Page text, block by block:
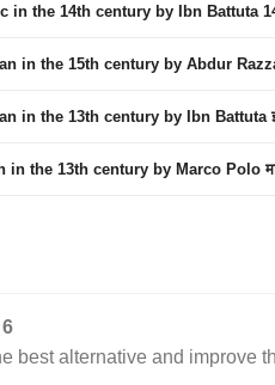
in the 14th century by Ibn Battuta 14 वीं
in the 15th century by Abdur Razzaq
in the 13th century by Ibn Battuta इब्न
the 13th century by Marco Polo मार्को
best alternative and improve